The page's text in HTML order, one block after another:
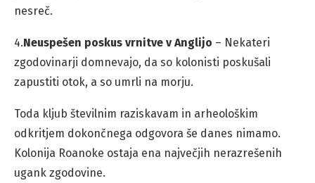
nesreč.
4.Neuspešen poskus vrnitve v Anglijo – Nekateri
zgodovinarji domnevajo, da so kolonisti poskušali
zapustiti otok, a so umrli na morju.
Toda kljub številnim raziskavam in arheološkim
odkritjem dokončnega odgovora še danes nimamo.
Kolonija Roanoke ostaja ena največjih nerazrešenih
ugank zgodovine.